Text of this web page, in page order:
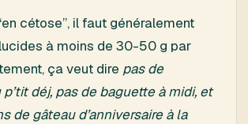
cétose”, il faut généralement
à moins de 30-50 g par
ça veut dire pas de
déj, pas de baguette à midi, et
de gâteau d’anniversaire à la